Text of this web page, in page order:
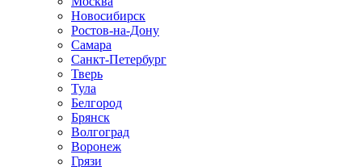
Новосибирск
Ростов-на-Дону
Самара
Санкт-Петербург
Тверь
Тула
Белгород
Брянск
Волгоград
Воронеж
Грязи